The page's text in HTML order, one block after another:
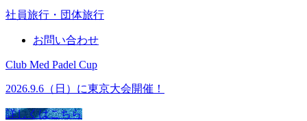
社員旅行・団体旅行
お問い合わせ
Club Med Padel Cup
2026.9.6（日）に東京大会開催！
詳しくはこちら